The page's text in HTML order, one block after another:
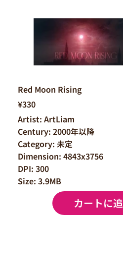
¥330
Artist: ArtLiam
Century: 2000年以降
Category: 未定
Dimension: 4843x3756
DPI: 300
Size: 3.9MB
カートに
Red Moon Rising